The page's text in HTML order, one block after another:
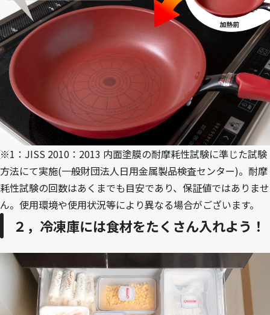
※1：JISS 2010：2013 内面塗膜の耐摩耗性試験に準じた試験
方法にて実施(一般財団法人日用金属製品検査センター)。耐摩
耗性試験の回数はあくまでも目安であり、保証値ではありませ
ん。使用環境や使用状況等により異なる場合がございます。
２，冷凍庫には食材をたくさん入れよう！